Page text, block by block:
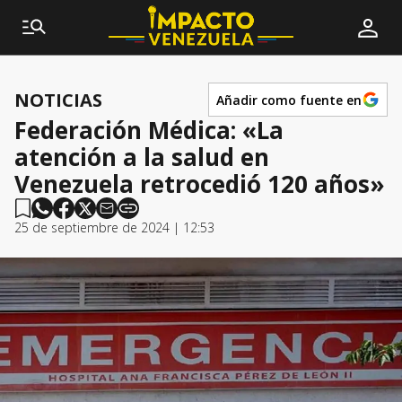
NOTICIAS Añadir como fuente en
Federación Médica: «La
atención a la salud en
Venezuela retrocedió 120 años»
25 de septiembre de 2024 | 12:53